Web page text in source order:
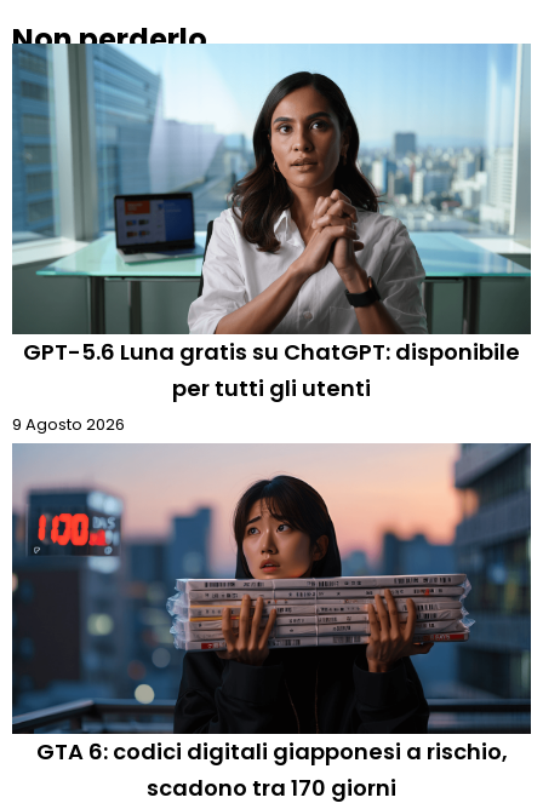
Non perderlo
GPT-5.6 Luna gratis su ChatGPT: disponibile
per tutti gli utenti
9 Agosto 2026
GTA 6: codici digitali giapponesi a rischio,
scadono tra 170 giorni